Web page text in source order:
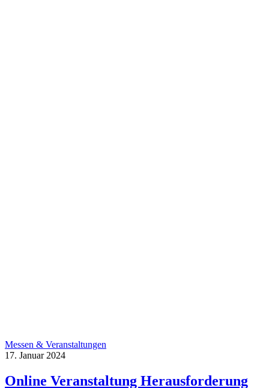
Messen & Veranstaltungen
17. Januar 2024
Online Veranstaltung Herausforderung